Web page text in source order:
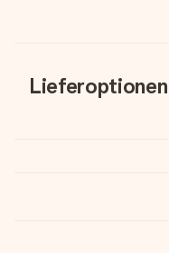
Lieferoptionen